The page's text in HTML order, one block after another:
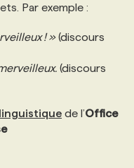
Par exemple :
! » (discours
(discours
de l’Office